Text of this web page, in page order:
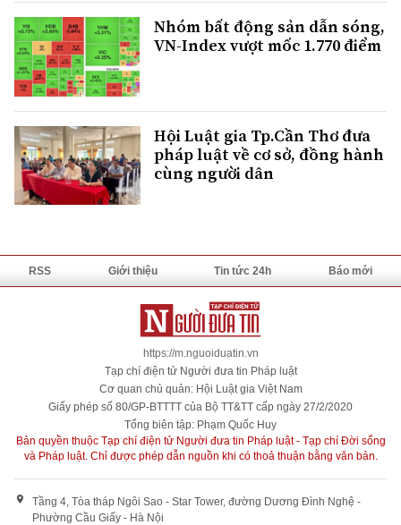
Nhóm bất động sản dẫn sóng,
VN-Index vượt mốc 1.770 điểm
Hội Luật gia Tp.Cần Thơ đưa
pháp luật về cơ sở, đồng hành
cùng người dân
RSS Giới thiệu Tin tức 24h Báo mới
https://m.nguoiduatin.vn
Tạp chí điện tử Người đưa tin Pháp luật
Cơ quan chủ quản: Hội Luật gia Việt Nam
Giấy phép số 80/GP-BTTTT của Bộ TT&TT cấp ngày 27/2/2020
Tổng biên tập: Phạm Quốc Huy
Bản quyền thuộc Tạp chí điện tử Người đưa tin Pháp luật - Tạp chí Đời sống
và Pháp luật. Chỉ được phép dẫn nguồn khi có thoả thuận bằng văn bản.
Tầng 4, Tòa tháp Ngôi Sao - Star Tower, đường Dương Đình Nghệ -
Phường Cầu Giấy - Hà Nội